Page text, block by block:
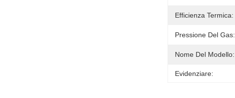
Efficienza Termica:
Pressione Del Gas:
Nome Del Modello:
Evidenziare: